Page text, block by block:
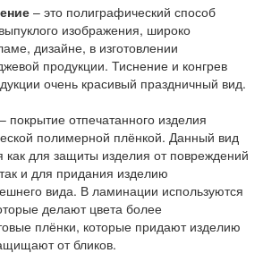
– это полиграфический способ
изображения, широко
дизайне, в изготовлении
продукции. Тиснение и конгрев
очень красивый праздничный вид.
– покрытие отпечатанного изделия
полимерной плёнкой. Данный вид
как для защиты изделия от повреждений
и для придания изделию
вида. В ламинации используются
делают цвета более
плёнки, которые придают изделию
от бликов.